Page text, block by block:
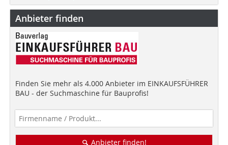
Anbieter finden
Finden Sie mehr als 4.000 Anbieter im EINKAUFSFÜHRER
BAU - der Suchmaschine für Bauprofis!
Anbieter finden!